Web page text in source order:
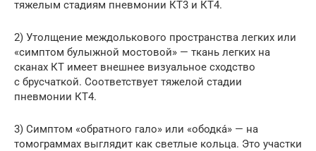
тяжелым стадиям пневмонии КТ3 и КТ4.
2) Утолщение междолькового пространства легких или
«симптом булыжной мостовой» — ткань легких на
сканах КТ имеет внешнее визуальное сходство
с брусчаткой. Соответствует тяжелой стадии
пневмонии КТ4.
3) Симптом «обратного гало» или «ободка́» — на
томограммах выглядит как светлые кольца. Это участки